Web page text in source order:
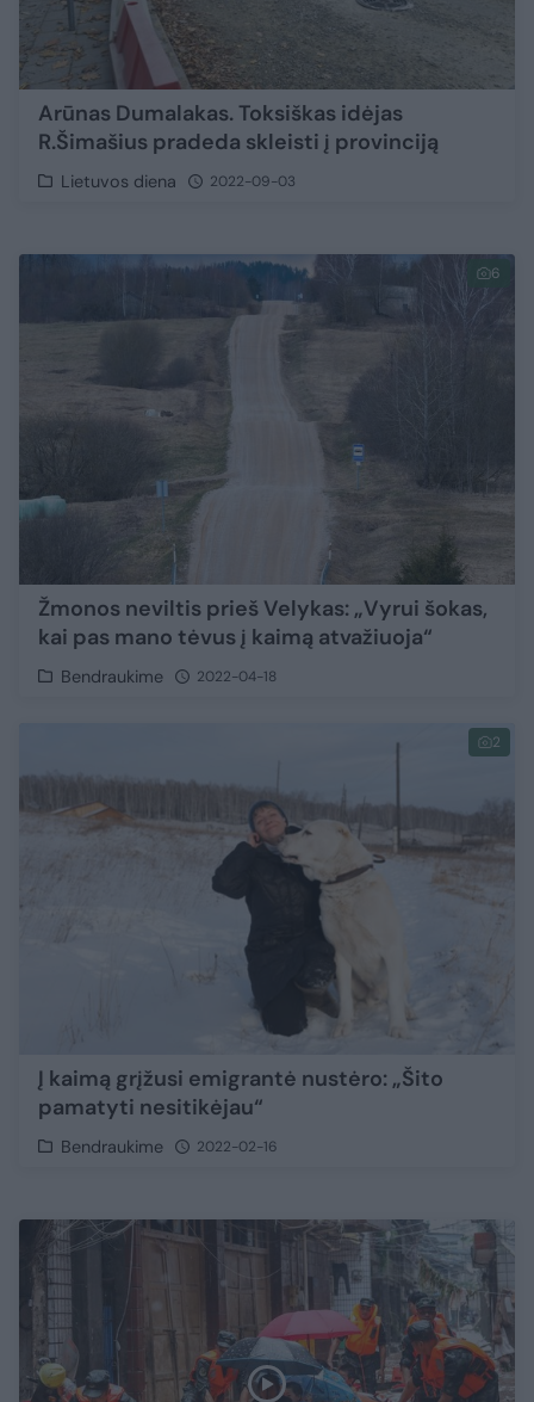
Arūnas Dumalakas. Toksiškas idėjas
R.Šimašius pradeda skleisti į provinciją
Lietuvos diena 2022-09-03
6
Žmonos neviltis prieš Velykas: „Vyrui šokas,
kai pas mano tėvus į kaimą atvažiuoja“
Bendraukime 2022-04-18
2
Į kaimą grįžusi emigrantė nustėro: „Šito
pamatyti nesitikėjau“
Bendraukime 2022-02-16